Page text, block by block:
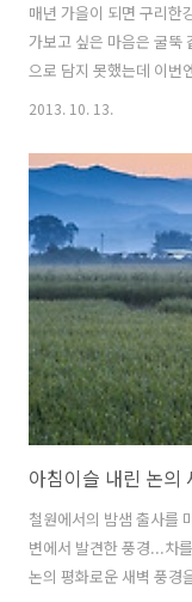
매년 가을이 되면 구리한
가보고 싶은 마음은 굴뚝
으로 담지 못했는데 이번
담아왔다. 꽃밭이 상당히
언제봐도 아름답지만 사
2013. 10. 13.
아침이슬 내린 논의
철원에서의 밤샘 출사를
변에서 발견한 풍경...차
논의 평화로운 새벽 풍경